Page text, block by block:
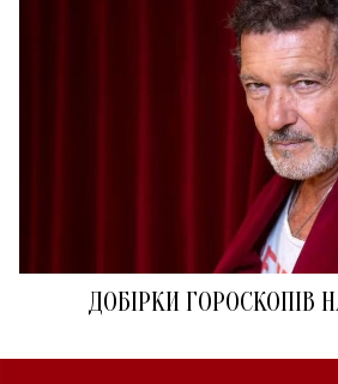
ДОБІРКИ ГОРОСКОПІВ